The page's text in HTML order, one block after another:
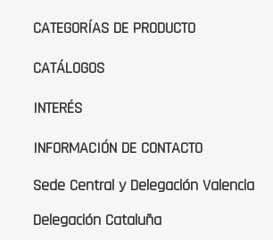
noticias:
CATEGORÍAS DE PRODUCTO
CATÁLOGOS
INTERÉS
INFORMACIÓN DE CONTACTO
Sede Central y Delegación Valencia
Delegación Cataluña